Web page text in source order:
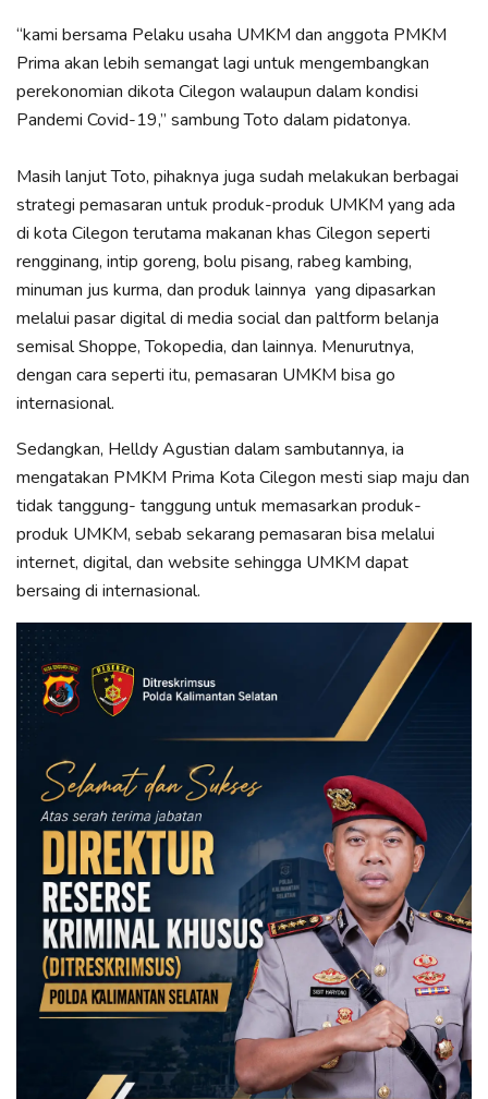
“kami bersama Pelaku usaha UMKM dan anggota PMKM
Prima akan lebih semangat lagi untuk mengembangkan
perekonomian dikota Cilegon walaupun dalam kondisi
Pandemi Covid-19,” sambung Toto dalam pidatonya.
Masih lanjut Toto, pihaknya juga sudah melakukan berbagai
strategi pemasaran untuk produk-produk UMKM yang ada
di kota Cilegon terutama makanan khas Cilegon seperti
rengginang, intip goreng, bolu pisang, rabeg kambing,
minuman jus kurma, dan produk lainnya yang dipasarkan
melalui pasar digital di media social dan paltform belanja
semisal Shoppe, Tokopedia, dan lainnya. Menurutnya,
dengan cara seperti itu, pemasaran UMKM bisa go
internasional.
Sedangkan, Helldy Agustian dalam sambutannya, ia
mengatakan PMKM Prima Kota Cilegon mesti siap maju dan
tidak tanggung- tanggung untuk memasarkan produk-
produk UMKM, sebab sekarang pemasaran bisa melalui
internet, digital, dan website sehingga UMKM dapat
bersaing di internasional.